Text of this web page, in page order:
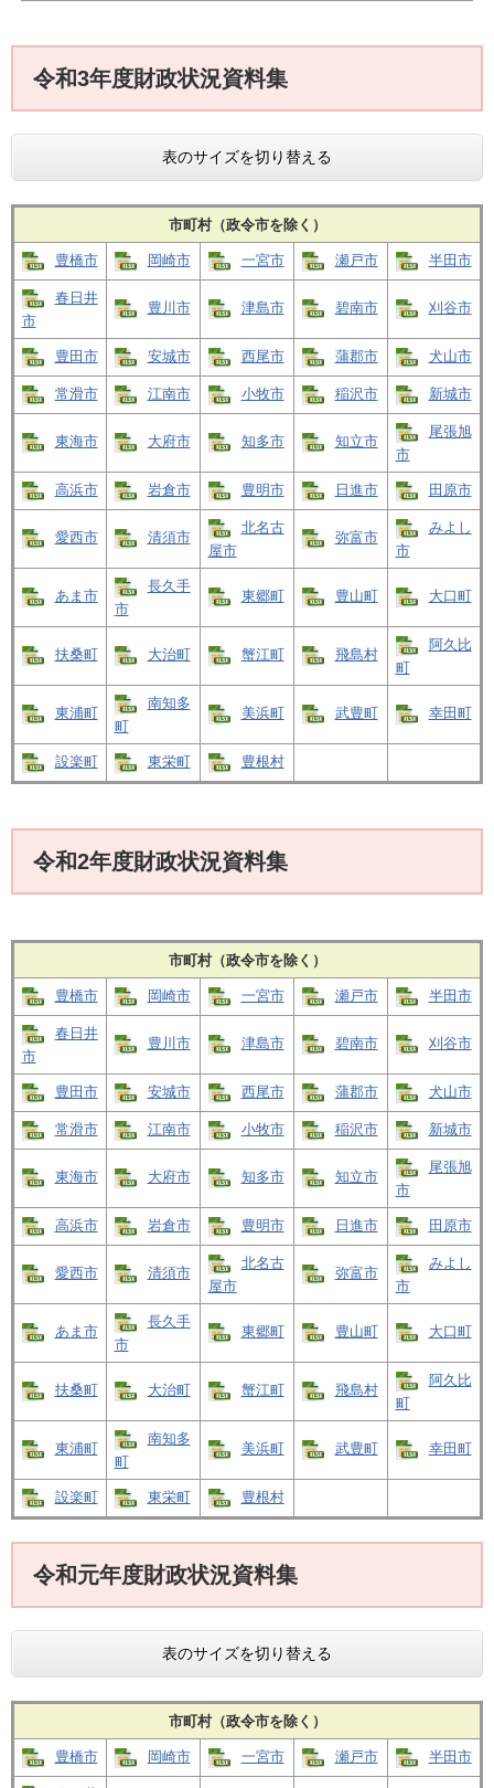
令和3年度財政状況資料集
表のサイズを切り替える
市町村（政令市を除く）
豊橋市 岡崎市 一宮市 瀬戸市 半田市
春日井
市
豊川市 津島市 碧南市 刈谷市
豊田市 安城市 西尾市 蒲郡市 犬山市
常滑市 江南市 小牧市 稲沢市 新城市
東海市 大府市 知多市 知立市
尾張旭
市
高浜市 岩倉市 豊明市 日進市 田原市
愛西市 清須市
北名古
屋市
弥富市
みよし
市
あま市
長久手
市
東郷町 豊山町 大口町
扶桑町 大治町 蟹江町 飛島村
阿久比
町
東浦町
南知多
町
美浜町 武豊町 幸田町
設楽町 東栄町 豊根村
令和2年度財政状況資料集
市町村（政令市を除く）
豊橋市 岡崎市 一宮市 瀬戸市 半田市
春日井
市
豊川市 津島市 碧南市 刈谷市
豊田市 安城市 西尾市 蒲郡市 犬山市
常滑市 江南市 小牧市 稲沢市 新城市
東海市 大府市 知多市 知立市
尾張旭
市
高浜市 岩倉市 豊明市 日進市 田原市
愛西市 清須市
北名古
屋市
弥富市
みよし
市
あま市
長久手
市
東郷町 豊山町 大口町
扶桑町 大治町 蟹江町 飛島村
阿久比
町
東浦町
南知多
町
美浜町 武豊町 幸田町
設楽町 東栄町 豊根村
令和元年度財政状況資料集
表のサイズを切り替える
市町村（政令市を除く）
豊橋市 岡崎市 一宮市 瀬戸市 半田市